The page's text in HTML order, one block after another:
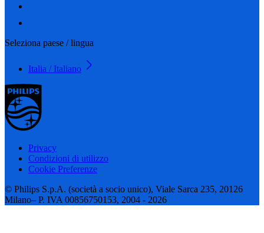
Seleziona paese / lingua
Italia / Italiano
Privacy
Condizioni di utilizzo
Cookie Preferenze
© Philips S.p.A. (società a socio unico), Viale Sarca 235, 20126
Milano– P. IVA 00856750153, 2004 - 2026